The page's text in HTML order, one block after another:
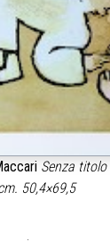
Senza titolo
50,4×69,5